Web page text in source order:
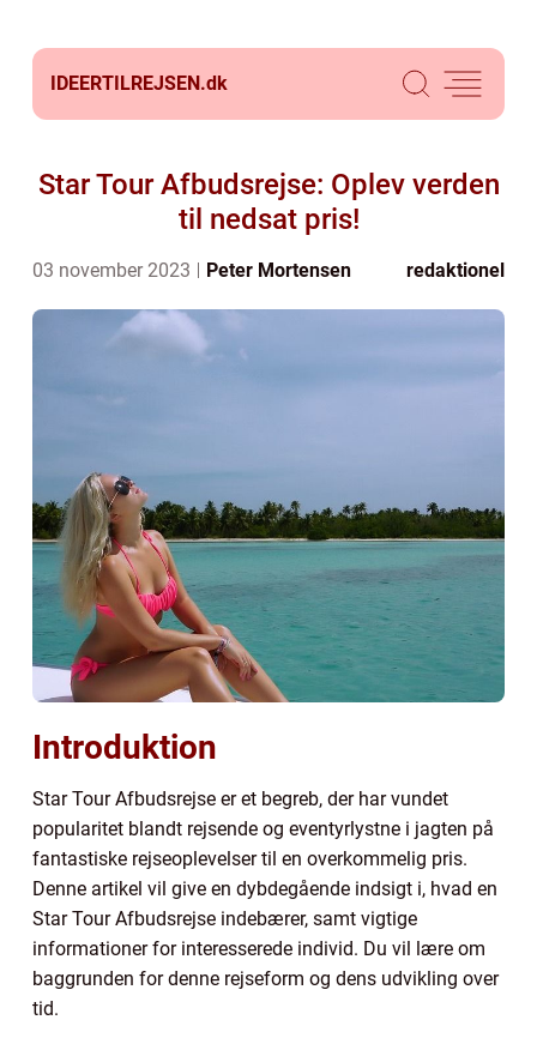
IDEERTILREJSEN.dk
Star Tour Afbudsrejse: Oplev verden
til nedsat pris!
03 november 2023 Peter Mortensen redaktionel
Introduktion
Star Tour Afbudsrejse er et begreb, der har vundet
popularitet blandt rejsende og eventyrlystne i jagten på
fantastiske rejseoplevelser til en overkommelig pris.
Denne artikel vil give en dybdegående indsigt i, hvad en
Star Tour Afbudsrejse indebærer, samt vigtige
informationer for interesserede individ. Du vil lære om
baggrunden for denne rejseform og dens udvikling over
tid.